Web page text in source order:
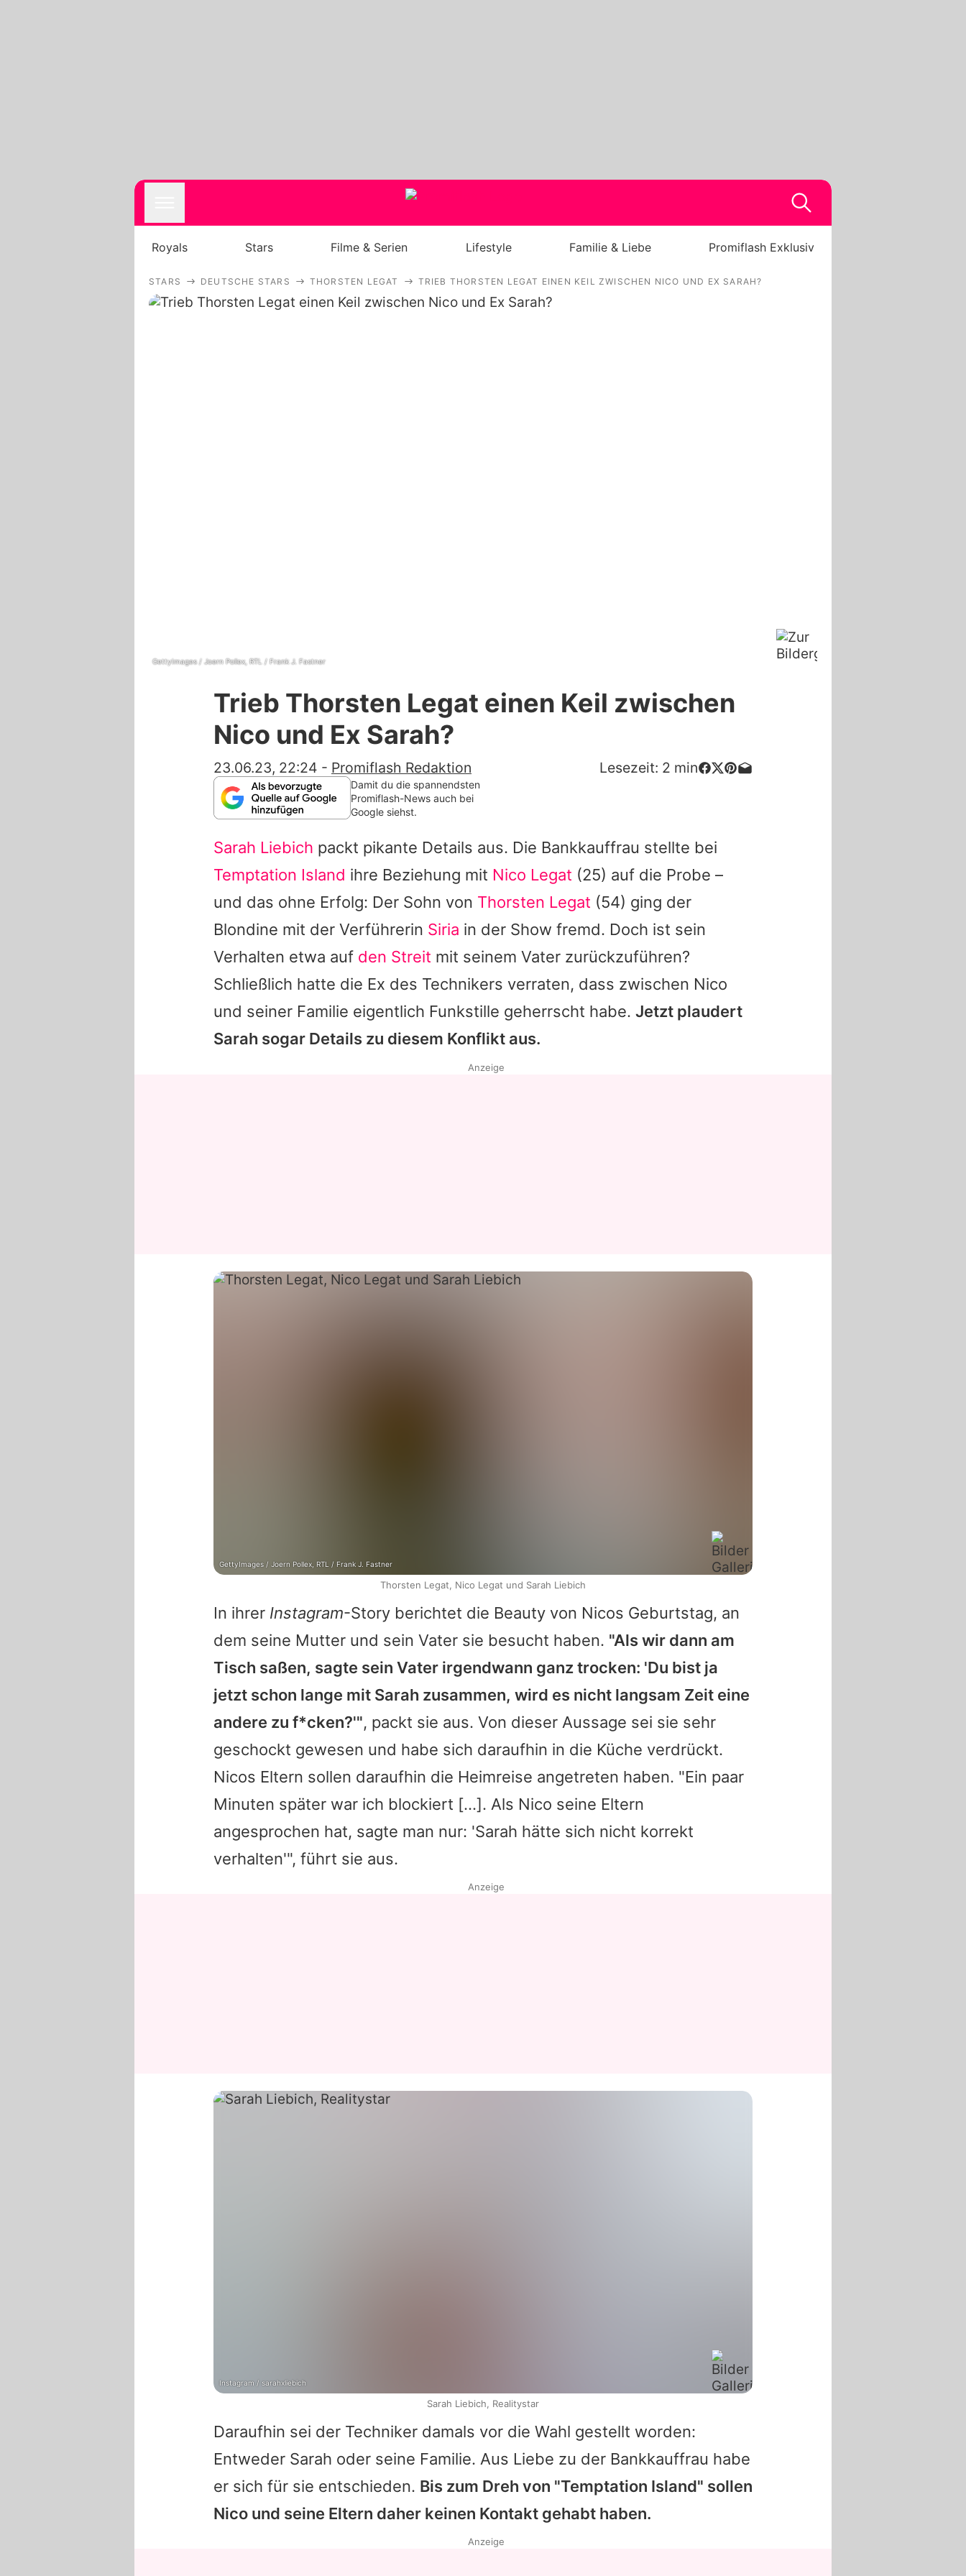
Royals
Nutzungsbedingungen
Utiq verwalten
Royals Stars Filme & Serien Lifestyle Familie & Liebe Promiflash Exklusiv
STARS DEUTSCHE STARS THORSTEN LEGAT TRIEB THORSTEN LEGAT EINEN KEIL ZWISCHEN NICO UND EX SARAH?
GettyImages / Joern Pollex, RTL / Frank J. Fastner
Trieb Thorsten Legat einen Keil zwischen
Nico und Ex Sarah?
23.06.23, 22:24 - Promiflash Redaktion Lesezeit: 2 min
Damit du die spannendsten
Promiflash-News auch bei
Google siehst.
Sarah Liebich packt pikante Details aus. Die Bankkauffrau stellte bei
Temptation Island ihre Beziehung mit Nico Legat (25) auf die Probe –
und das ohne Erfolg: Der Sohn von Thorsten Legat (54) ging der
Blondine mit der Verführerin Siria in der Show fremd. Doch ist sein
Verhalten etwa auf den Streit mit seinem Vater zurückzuführen?
Schließlich hatte die Ex des Technikers verraten, dass zwischen Nico
und seiner Familie eigentlich Funkstille geherrscht habe. Jetzt plaudert
Sarah sogar Details zu diesem Konflikt aus.
In ihrer Instagram-Story berichtet die Beauty von Nicos Geburtstag, an
dem seine Mutter und sein Vater sie besucht haben. "Als wir dann am
Tisch saßen, sagte sein Vater irgendwann ganz trocken: 'Du bist ja
jetzt schon lange mit Sarah zusammen, wird es nicht langsam Zeit eine
andere zu f*cken?'", packt sie aus. Von dieser Aussage sei sie sehr
geschockt gewesen und habe sich daraufhin in die Küche verdrückt.
Nicos Eltern sollen daraufhin die Heimreise angetreten haben. "Ein paar
Minuten später war ich blockiert […]. Als Nico seine Eltern
angesprochen hat, sagte man nur: 'Sarah hätte sich nicht korrekt
verhalten'", führt sie aus.
Daraufhin sei der Techniker damals vor die Wahl gestellt worden:
Entweder Sarah oder seine Familie. Aus Liebe zu der Bankkauffrau habe
er sich für sie entschieden. Bis zum Dreh von "Temptation Island" sollen
Nico und seine Eltern daher keinen Kontakt gehabt haben.
Anzeige
GettyImages / Joern Pollex, RTL / Frank J. Fastner
Thorsten Legat, Nico Legat und Sarah Liebich
Anzeige
Instagram / sarahxliebich
Sarah Liebich, Realitystar
Anzeige